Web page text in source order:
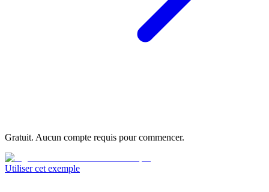
Gratuit. Aucun compte requis pour commencer.
Utiliser cet exemple